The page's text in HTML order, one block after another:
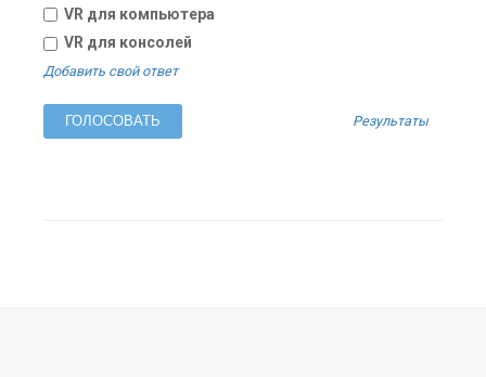
VR для компьютера
VR для консолей
Добавить свой ответ
Результаты